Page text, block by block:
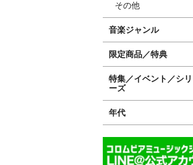
その他
音楽ジャンル
限定商品／特典
特集／イベント／シリ
ーズ
年代